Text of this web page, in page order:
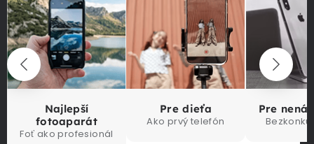
Najlepší
fotoaparát
Foť ako profesionál
Pre dieťa
Ako prvý telefón
Pre